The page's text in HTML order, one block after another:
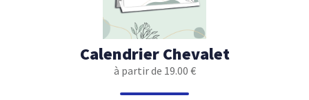
Calendrier Chevalet
à partir de 19.00 €